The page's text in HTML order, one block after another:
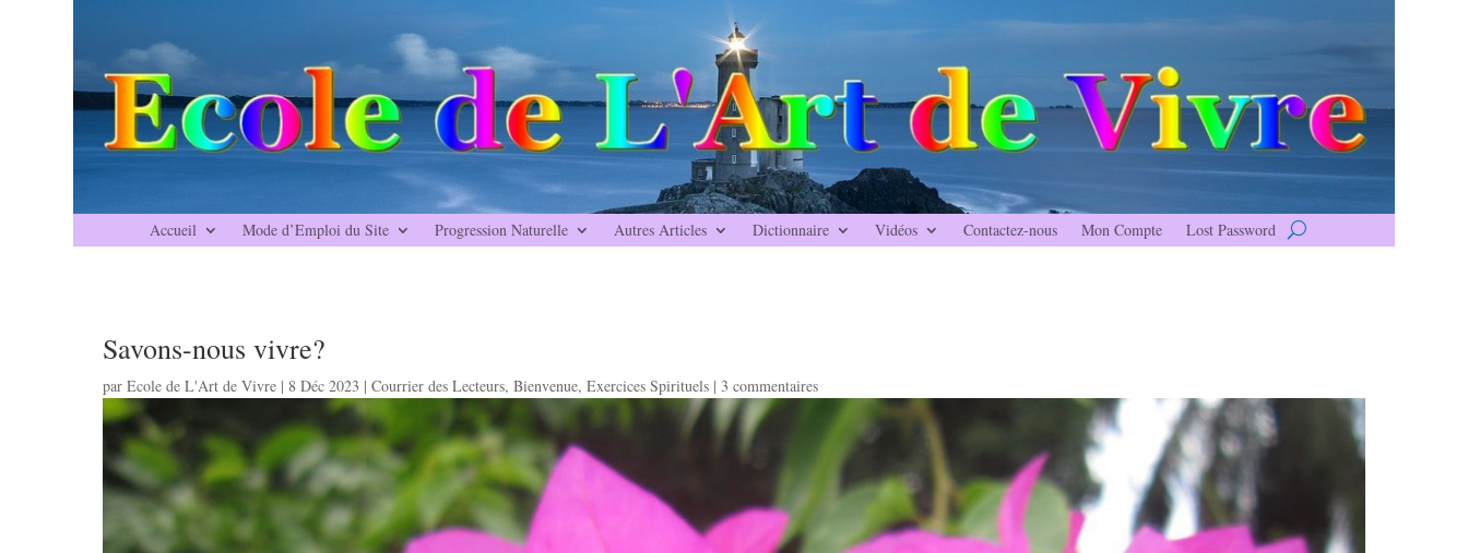
Accueil Mode d’Emploi du Site Progression Naturelle Autres Articles Dictionnaire Vidéos Contactez-nous Mon Compte Lost Password
Savons-nous vivre?
parEcole de L'Art de Vivre | 8 Déc 2023 |Courrier des Lecteurs,Bienvenue,Exercices Spirituels |3 commentaires